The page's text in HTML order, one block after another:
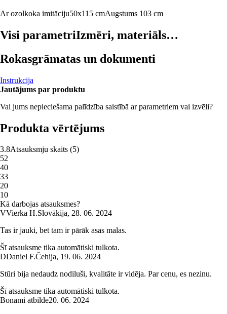
Ar ozolkoka imitāciju50x115 cmAugstums 103 cm
Visi parametriIzmēri, materiāls…
Rokasgrāmatas un dokumenti
Instrukcija
Jautājums par produktu
Vai jums nepieciešama palīdzība saistībā ar parametriem vai izvēli?
Produkta vērtējums
3.8Atsauksmju skaits (5)
52
40
33
20
10
Kā darbojas atsauksmes?
VVierka H.Slovākija, 28. 06. 2024
Tas ir jauki, bet tam ir pārāk asas malas.
Šī atsauksme tika automātiski tulkota.
DDaniel F.Čehija, 19. 06. 2024
Stūri bija nedaudz nodiluši, kvalitāte ir vidēja. Par cenu, es nezinu.
Šī atsauksme tika automātiski tulkota.
Bonami atbilde20. 06. 2024